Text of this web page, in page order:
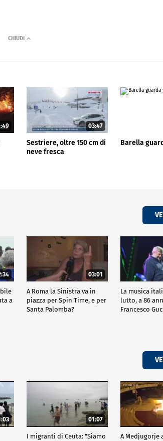
03:47
Sestriere, oltre 150 cm di
neve fresca
Barella
a
03:01
A Roma la Sinistra va in
piazza per Spin Time, e per
Santa Palomba?
La musica
lutto, a 86
Francesco
01:07
I migranti di Ceuta: "Siamo
A Medjugorje